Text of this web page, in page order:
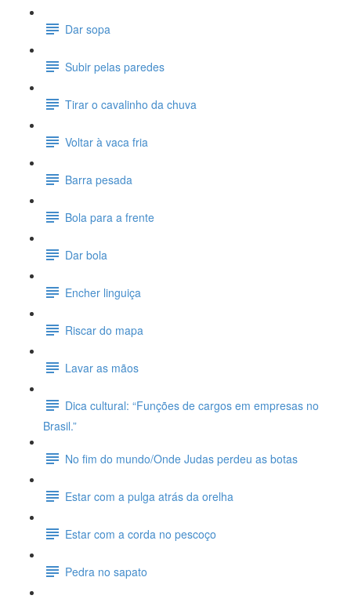
Dar sopa
Subir pelas paredes
Tirar o cavalinho da chuva
Voltar à vaca fria
Barra pesada
Bola para a frente
Dar bola
Encher linguiça
Riscar do mapa
Lavar as mãos
Dica cultural: “Funções de cargos em empresas no
Brasil.”
No fim do mundo/Onde Judas perdeu as botas
Estar com a pulga atrás da orelha
Estar com a corda no pescoço
Pedra no sapato